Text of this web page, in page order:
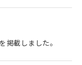
掲載しました。